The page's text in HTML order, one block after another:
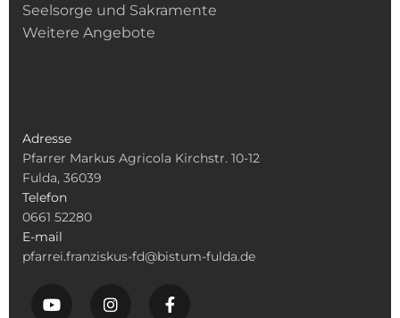
Seelsorge und Sakramente
Weitere Angebote
Adresse
Pfarrer Markus Agricola Kirchstr. 10-12
Fulda, 36039
Telefon
0661 52280
E-mail
pfarrei.franziskus-fd@bistum-fulda.de